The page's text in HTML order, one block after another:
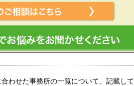
わせた事務所の一覧について、記載して